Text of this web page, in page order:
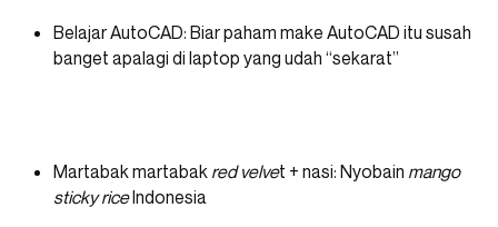
Belajar AutoCAD: Biar paham make AutoCAD itu susah
banget apalagi di laptop yang udah “sekarat”
Martabak martabak red velvet + nasi: Nyobain mango
sticky riceIndonesia